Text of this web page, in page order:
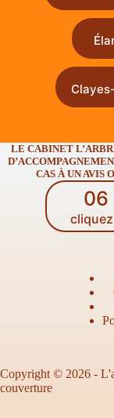
LE CABINET
CAS À UN AVIS
06
Copyright © 2026 -
couverture